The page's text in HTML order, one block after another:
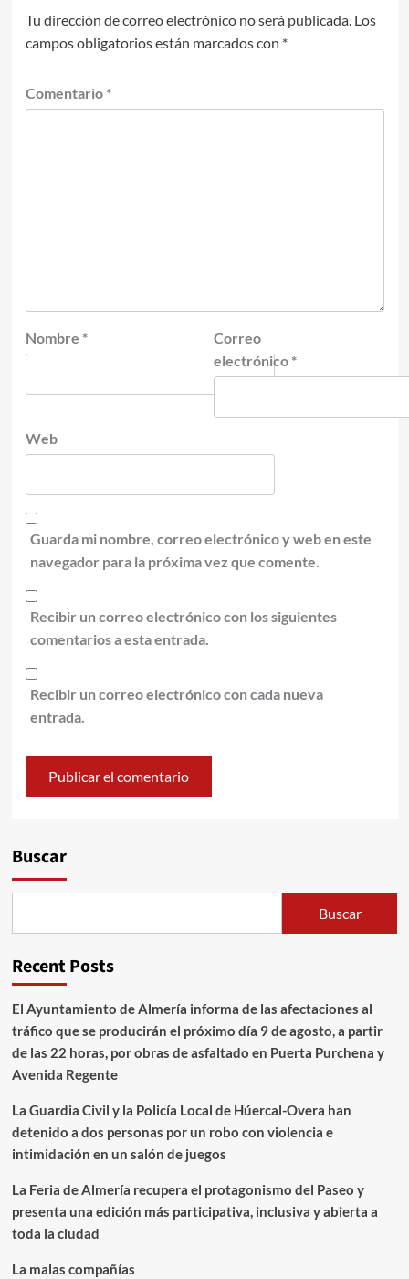
Tu dirección de correo electrónico no será publicada. Los
campos obligatorios están marcados con *
Comentario *
Nombre *
Correo
electrónico *
Web
Guarda mi nombre, correo electrónico y web en este
navegador para la próxima vez que comente.
Recibir un correo electrónico con los siguientes
comentarios a esta entrada.
Recibir un correo electrónico con cada nueva
entrada.
Buscar
Buscar
Recent Posts
El Ayuntamiento de Almería informa de las afectaciones al
tráfico que se producirán el próximo día 9 de agosto, a partir
de las 22 horas, por obras de asfaltado en Puerta Purchena y
Avenida Regente
La Guardia Civil y la Policía Local de Húercal-Overa han
detenido a dos personas por un robo con violencia e
intimidación en un salón de juegos
La Feria de Almería recupera el protagonismo del Paseo y
presenta una edición más participativa, inclusiva y abierta a
toda la ciudad
La malas compañías